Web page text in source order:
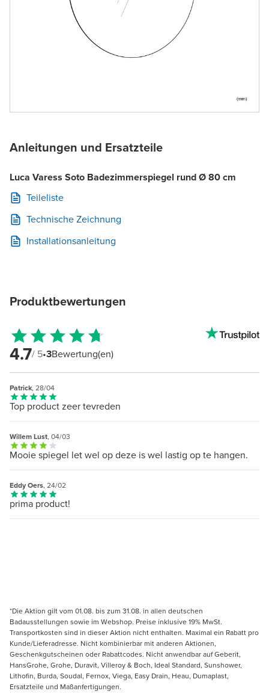
Anleitungen und Ersatzteile
Luca Varess Soto Badezimmerspiegel rund Ø 80 cm
Teileliste
Technische Zeichnung
Installationsanleitung
Produktbewertungen
4.7/ 5•3Bewertung(en)
Patrick, 28/04
Top product zeer tevreden
Willem Lust, 04/03
Mooie spiegel let wel op deze is wel lastig op te hangen.
Eddy Oers, 24/02
prima product!
*Die Aktion gilt vom 01.08. bis zum 31.08. in allen deutschen
Badausstellungen sowie im Webshop. Preise inklusive 19% MwSt.
Transportkosten sind in dieser Aktion nicht enthalten. Maximal ein Rabatt pro
Kunde/Lieferadresse. Nicht kombinierbar mit anderen Aktionen,
Geschenkgutscheinen oder Rabattcodes. Nicht anwendbar auf Geberit,
HansGrohe, Grohe, Duravit, Villeroy & Boch, Ideal Standard, Sunshower,
Lithofin, Burda, Soudal, Fernox, Viega, Easy Drain, Heau, Dumaplast,
Ersatzteile und Maßanfertigungen.